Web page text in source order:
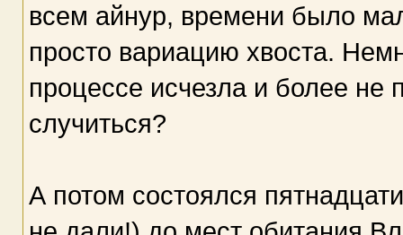
всем айнур, времени было
просто вариацию хвоста.
процессе исчезла и более не
случиться?
А потом состоялся